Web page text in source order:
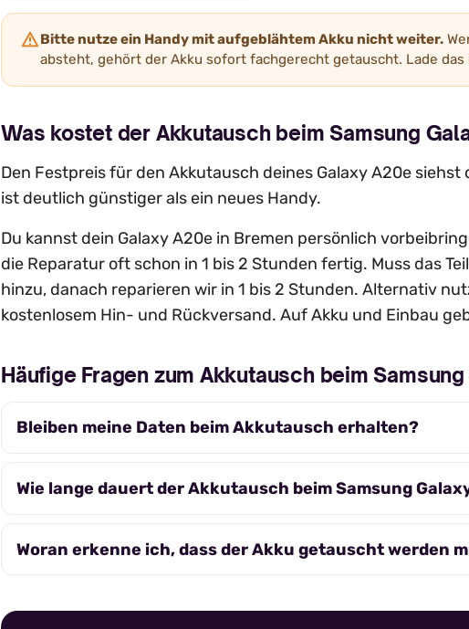
Bitte nutze ein Handy mit aufgeblähtem Akku nicht weiter.
absteht, gehört der Akku sofort fachgerecht getauscht. Lade das
Was kostet der Akkutausch beim Samsung
Den Festpreis für den Akkutausch deines Galaxy A20e
ist deutlich günstiger als ein neues Handy.
Du kannst dein Galaxy A20e in Bremen persönlich
die Reparatur oft schon in 1 bis 2 Stunden fertig. Muss das
hinzu, danach reparieren wir in 1 bis 2 Stunden. Alternativ
kostenlosem Hin- und Rückversand. Auf Akku und Einbau
Häufige Fragen zum Akkutausch beim
Bleiben meine Daten beim Akkutausch erhalten?
Wie lange dauert der Akkutausch beim Samsung
Woran erkenne ich, dass der Akku getauscht werden